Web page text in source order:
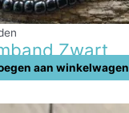
Zwart
aan winkelwagen